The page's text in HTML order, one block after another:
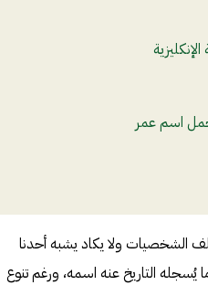
اسم عمر
الشخصيات ولا يكاد يشبه أحدنا
يُسجله التاريخ عنه اسمه، ورغم تنوع